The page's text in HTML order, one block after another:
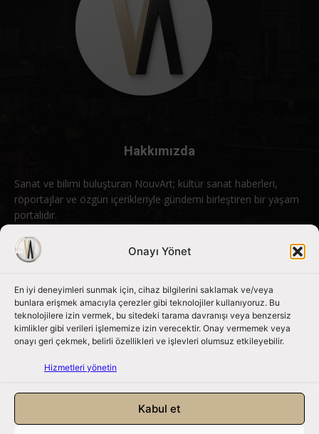
Onayı Yönet
En iyi deneyimleri sunmak için, cihaz bilgilerini saklamak ve/veya
bunlara erişmek amacıyla çerezler gibi teknolojiler kullanıyoruz. Bu
teknolojilere izin vermek, bu sitedeki tarama davranışı veya benzersiz
kimlikler gibi verileri işlememize izin verecektir. Onay vermemek veya
onayı geri çekmek, belirli özellikleri ve işlevleri olumsuz etkileyebilir.
Hizmetleri yönetin
Kabul et
Hakkımızda
Sanat ve bilimi buluşturan NouvArt; kültür sanat haberleri,
röportajlar ve özgün içerikleriyle gündemi birleştiren bir yaşam
portalıdır.
Bizimle iletişime geçin: info@nouvart.net
Bizi Takip Edin